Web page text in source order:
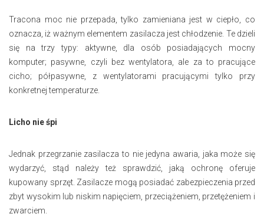
Tracona moc nie przepada, tylko zamieniana jest w ciepło, co
oznacza, iż ważnym elementem zasilacza jest chłodzenie. Te dzieli
się na trzy typy: aktywne, dla osób posiadających mocny
komputer; pasywne, czyli bez wentylatora, ale za to pracujące
cicho; półpasywne, z wentylatorami pracującymi tylko przy
konkretnej temperaturze.
Licho nie śpi
Jednak przegrzanie zasilacza to nie jedyna awaria, jaka może się
wydarzyć, stąd należy też sprawdzić, jaką ochronę oferuje
kupowany sprzęt. Zasilacze mogą posiadać zabezpieczenia przed
zbyt wysokim lub niskim napięciem, przeciążeniem, przetężeniem i
zwarciem.